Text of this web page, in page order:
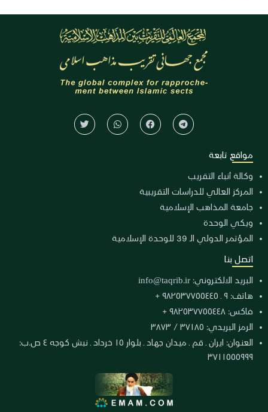
مواقع تابعة
وكالة أنباء التقريب
المركز العالي للدراسات التقريبية
جامعة المذاهب الإسلامية
ويكي الوحدة
المؤتمر الدولي الـ 39 للوحدة الإسلامية
اتصل بنا
البريد الالكتروني: info@taqrib.ir
هاتف: ٩ ـ ٩٨٢٥٣٧٧٥٥٤٤٥ +
فاكس: ٩٨٢٥٣٧٧٥٥٤٤٨ +
الرمز البريدي: ٣٧١٨٥ / ٣٨٧٣
العنوان: ايران ـ قم ـ ميدان جهاد ـ بلوار ١٥ خرداد ـ نبش كوجه ٤ ص.ب:
٣٧١١٥٥٥٩٩٩